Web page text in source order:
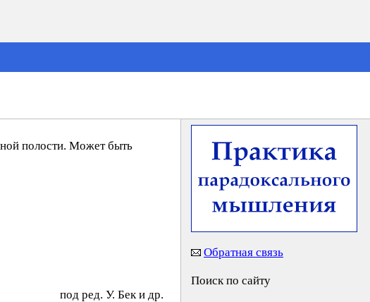
полости. Может быть
под ред. У. Бeк и др.
Обратная связь
Поиск по сайту